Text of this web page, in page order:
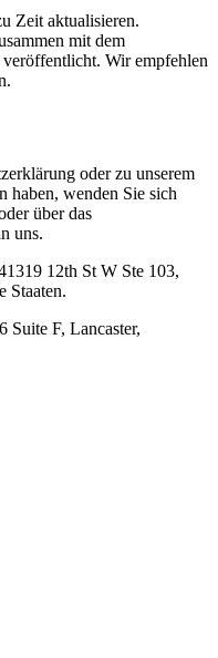
Zeit aktualisieren.
mit dem
Wir empfehlen
oder zu unserem
haben, wenden Sie sich
über das
uns.
12th St W Ste 103,
Staaten.
Suite F, Lancaster,